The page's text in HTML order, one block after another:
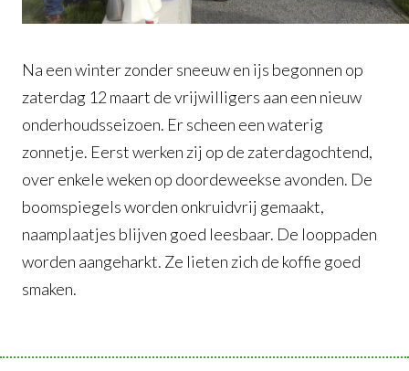
Na een winter zonder sneeuw en ijs begonnen op
zaterdag 12 maart de vrijwilligers aan een nieuw
onderhoudsseizoen. Er scheen een waterig
zonnetje. Eerst werken zij op de zaterdagochtend,
over enkele weken op doordeweekse avonden. De
boomspiegels worden onkruidvrij gemaakt,
naamplaatjes blijven goed leesbaar. De looppaden
worden aangeharkt. Ze lieten zich de koffie goed
smaken.